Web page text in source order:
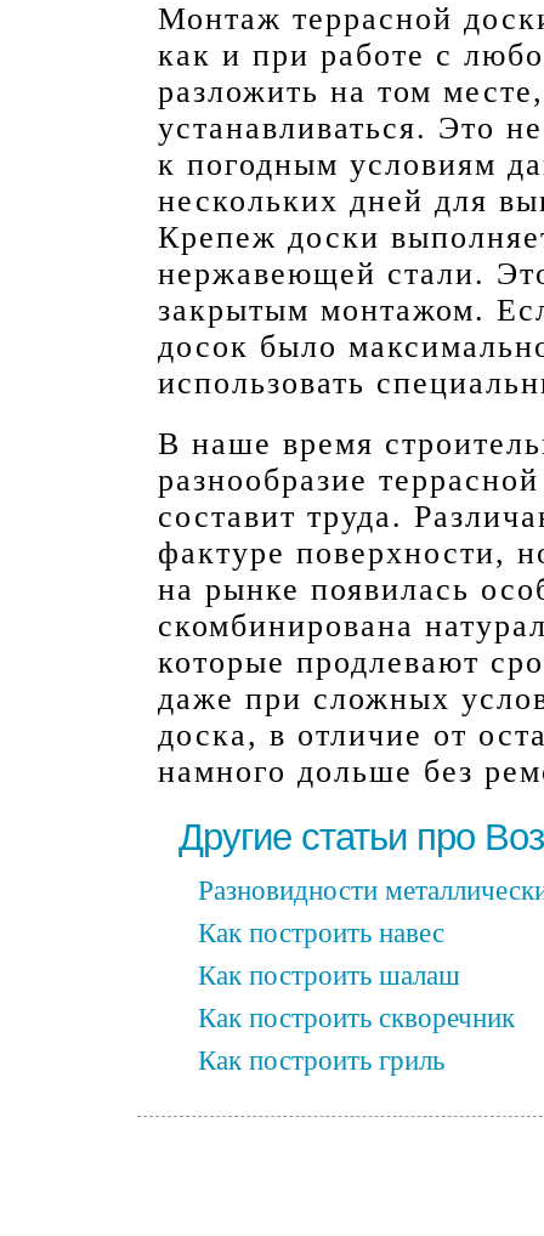
Монтаж террасной
как и при работе с
разложить на том
устанавливаться. Это
к погодным условиям
нескольких дней для
Крепеж доски
нержавеющей стали.
закрытым монтажом.
досок было
использовать
В наше время
разнообразие
составит труда.
фактуре поверхности,
на рынке появилась
скомбинирована
которые продлевают
даже при сложных
доска, в отличие от
намного дольше без
Другие статьи про
Разновидности
Как построить навес
Как построить шалаш
Как построить скворечник
Как построить гриль